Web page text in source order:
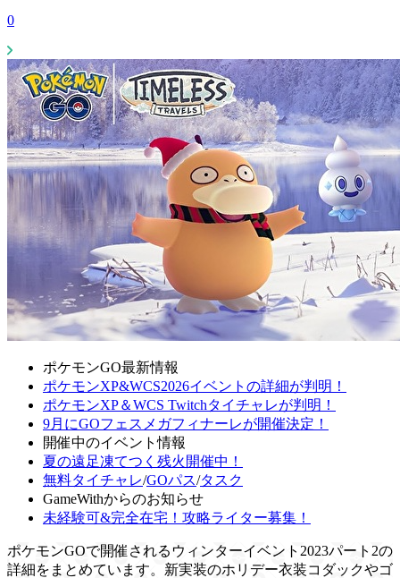
0
ポケモンGO最新情報
ポケモンXP&WCS2026イベントの詳細が判明！
ポケモンXP＆WCS Twitchタイチャレが判明！
9月にGOフェスメガフィナーレが開催決定！
開催中のイベント情報
夏の遠足凍てつく残火開催中！
無料タイチャレ/GOパス/タスク
GameWithからのお知らせ
未経験可&完全在宅！攻略ライター募集！
ポケモンGOで開催されるウィンターイベント2023パート2の
詳細をまとめています。新実装のホリデー衣装コダックやゴ